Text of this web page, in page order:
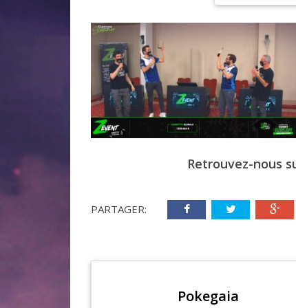
Retrouvez-nous
PARTAGER:
Pokegaia